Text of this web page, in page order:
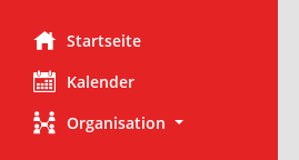
Startseite
Kalender
Organisation